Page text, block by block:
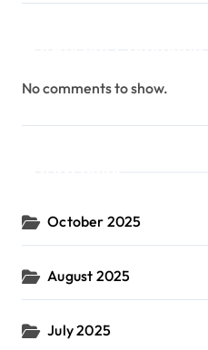
No comments to show.
October 2025
August 2025
July 2025